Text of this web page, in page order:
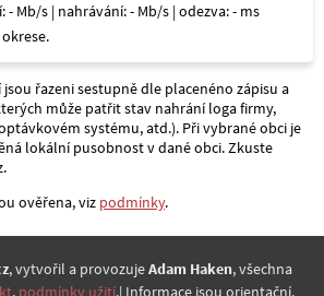
- Mb/s | nahrávání: - Mb/s | odezva: - ms
řazeni sestupně dle placenéno zápisu a
může patřit stav nahrání loga firmy,
systému, atd.). Při vybrané obci je
lokální pusobnost v dané obci. Zkuste
ověřena, viz podmínky.
, vytvořil a provozujeAdam Haken, všechna
, podmínky užití.| Informace jsou orientační.